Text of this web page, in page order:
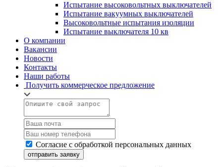
Испытание высоковольтных выключателей
Испытание вакуумных выключателей
Высоковольтные испытания изоляции
Испытание выключателя 10 кв
О компании
Вакансии
Новости
Контакты
Наши работы
Получить коммерческое предложение
Согласие с обработкой персональных данных
отправить заявку